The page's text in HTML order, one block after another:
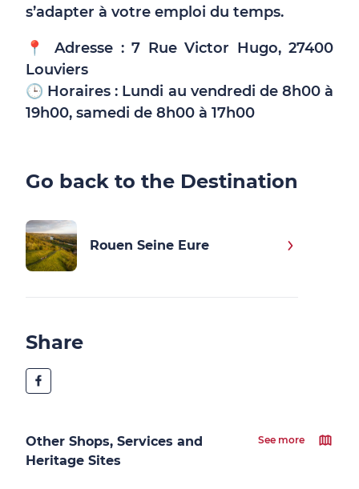
s’adapter à votre emploi du temps.
📍 Adresse : 7 Rue Victor Hugo, 27400
Louviers
🕒 Horaires : Lundi au vendredi de 8h00 à
19h00, samedi de 8h00 à 17h00
Go back to the Destination
Rouen Seine Eure
Share
Other Shops, Services and
Heritage Sites
See more